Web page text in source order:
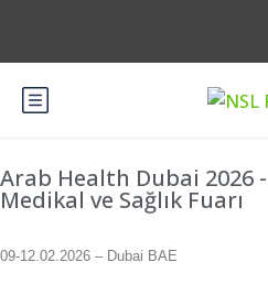
Arab Health Dubai 2026
Medikal ve Sağlık Fuarı
09-12.02.2026 – Dubai BAE